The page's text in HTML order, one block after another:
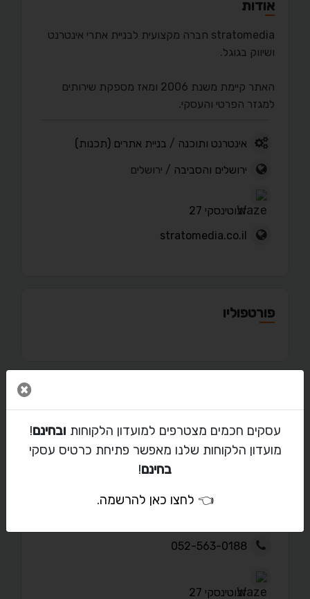
אודות
stratomedia חברה מקצועית לבניית אתרי אינטרנט
ושיווק בגוגל.
האתר קיימת משנת 2006 ומאז מספקת שירותים
למגזר הפרטי והעסקי.
אינטרנט ותוכנה / בניית אתרים (תכנות)
ירושלים והסביבה / ירושלים
זבוטינסקי 27
stratomedia.co.il
פורטפוליו
052-563-0188
זבוטינסקי 27
עסקים חכמים מצטרפים למועדון הלקוחות ובחינם!
מועדון הלקוחות שלנו מאפשר פתיחת כרטיס עסקי
בחינם!
👈 לחצו כאן להרשמה.